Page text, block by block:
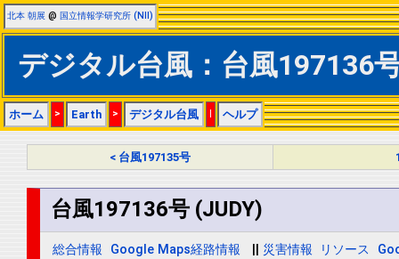
北本 朝展 @ 国立情報学研究所 (NII)
デジタル台風：台風197136
ホーム > Earth > デジタル台風 | ヘルプ
< 台風197135号
台風197136号 (JUDY)
総合情報 Google Maps経路情報 災害情報 リソース